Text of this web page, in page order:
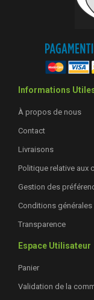
Informations
À propos de nous
Contact
Livraisons
Politique relative aux
Gestion des
Conditions générales
Transparence
Espace Utilisateur
Panier
Validation de la